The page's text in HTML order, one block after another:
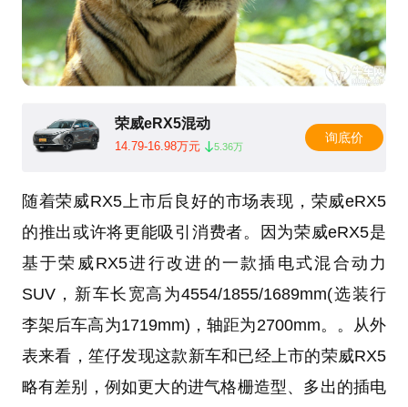
荣威eRX5混动
14.79-16.98万元 5.36万
询底价
随着荣威RX5上市后良好的市场表现，荣威eRX5
的推出或许将更能吸引消费者。因为荣威eRX5是
基于荣威RX5进行改进的一款插电式混合动力
SUV，新车长宽高为4554/1855/1689mm(选装行
李架后车高为1719mm)，轴距为2700mm。。从外
表来看，笙仔发现这款新车和已经上市的荣威RX5
略有差别，例如更大的进气格栅造型、多出的插电